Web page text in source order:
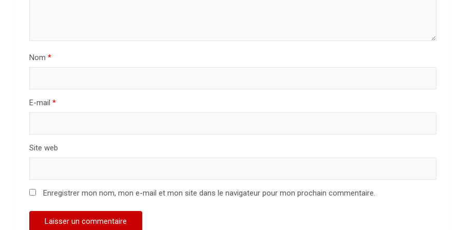
Nom *
E-mail *
Site web
Enregistrer mon nom, mon e-mail et mon site dans le navigateur pour mon prochain commentaire.